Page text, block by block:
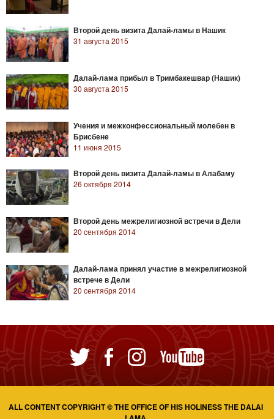
Второй день визита Далай-ламы в Нашик
31 августа 2015
Далай-лама прибыл в Тримбакешвар (Нашик)
30 августа 2015
Учения и межконфессиональный молебен в
Брисбене
11 июня 2015
Второй день визита Далай-ламы в Алабаму
26 октября 2014
Второй день межрелигиозной встречи в Дели
20 сентября 2014
Далай-лама принял участие в межрелигиозной
встрече в Дели
20 сентября 2014
ALL CONTENT COPYRIGHT © THE OFFICE OF HIS HOLINESS THE DALAI